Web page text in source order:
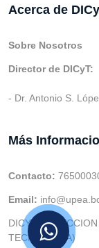
Acerca de
Sobre Nosotros
Director de DICyT:
- Dr. Antonio S.
Más
Contacto:
Email:
DICYT
TECNOLOGIA)